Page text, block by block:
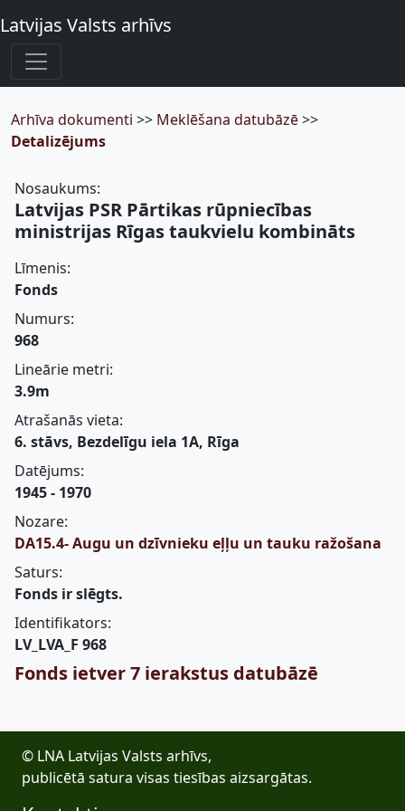
Latvijas Valsts arhīvs
Arhīva dokumenti >> Meklēšana datubāzē>>
Detalizējums
Nosaukums:
Latvijas PSR Pārtikas rūpniecības
ministrijas Rīgas taukvielu kombināts
Līmenis:
Fonds
Numurs:
968
Lineārie metri:
3.9m
Atrašanās vieta:
6. stāvs, Bezdelīgu iela 1A, Rīga
Datējums:
1945 - 1970
Nozare:
DA15.4- Augu un dzīvnieku eļļu un tauku ražošana
Saturs:
Fonds ir slēgts.
Identifikators:
LV_LVA_F 968
Fonds ietver 7 ierakstus datubāzē
© LNA Latvijas Valsts arhīvs,
publicētā satura visas tiesības aizsargātas.